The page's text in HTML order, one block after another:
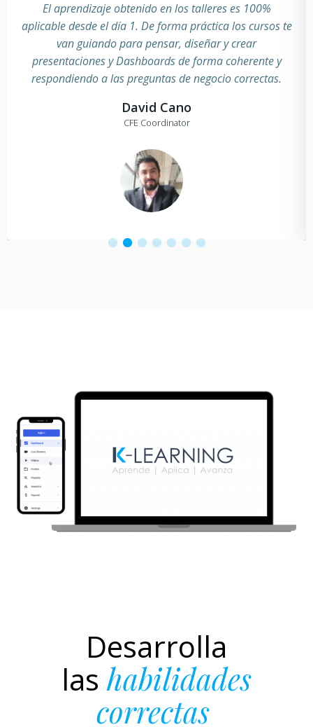
El aprendizaje obtenido en los talleres es 100%
aplicable desde el día 1. De forma práctica los cursos te
van guiando para pensar, diseñar y crear
presentaciones y Dashboards de forma coherente y
respondiendo a las preguntas de negocio correctas.
David Cano
CFE Coordinator
Desarrolla
lashabilidades
correctas